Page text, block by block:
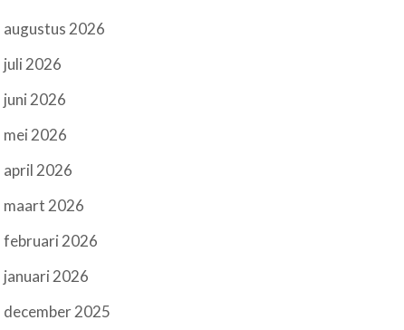
augustus 2026
juli 2026
juni 2026
mei 2026
april 2026
maart 2026
februari 2026
januari 2026
december 2025